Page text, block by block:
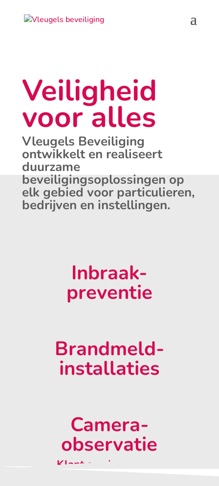
Veiligheid
voor alles
Vleugels Beveiliging
ontwikkelt en realiseert
duurzame
beveiligingsoplossingen op
elk gebied voor particulieren,
bedrijven en instellingen.
Inbraak-
preventie
Brandmeld-
installaties
Camera-
observatie
Klant aan het woord: